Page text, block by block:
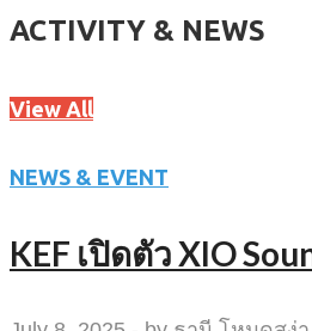
ACTIVITY & NEWS
View All
NEWS & EVENT
KEF เปิดตัว XIO